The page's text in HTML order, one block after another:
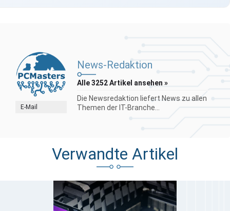
E-Mail
News-Redaktion
Alle 3252 Artikel ansehen »
Die Newsredaktion liefert News zu allen
Themen der IT-Branche...
Verwandte Artikel